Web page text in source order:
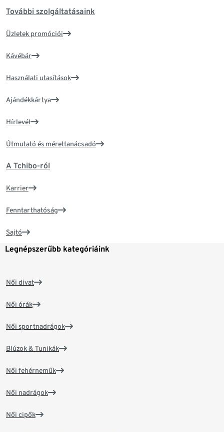
További szolgáltatásaink
Üzletek promóciói
Kávébár
Használati utasítások
Ajándékkártya
Hírlevél
Útmutató és mérettanácsadó
A Tchibo-ról
Karrier
Fenntarthatóság
Sajtó
Legnépszerűbb kategóriáink
Női divat
Női órák
Női sportnadrágok
Blúzok & Tunikák
Női fehérneműk
Női nadrágok
Női cipők